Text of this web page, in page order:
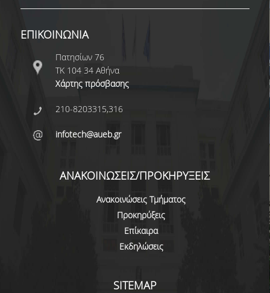
ΜΕΤΑΔΙΔΑΚΤΟΡΙΚΗ ΕΡΕΥΝΑ
ΣΤΑΔΙΟΔΡΟΜΙΑ
ΝΕΑ
ΝΕΑ ΑΠΟ ΤΟΝ ΚΟΣΜΟ ΤΗΣ ΕΡΕΥΝΑΣ
ΠΡΟΚΗΡΥΞΕΙΣ ΑΠΟΚΤΗΣΗΣ
ΕΠΙΚΟΙΝΩΝΙΑ
Πατησίων 76
ΤΚ 104 34 Αθήνα
Χάρτης πρόσβασης
210-8203315,316
infotech@aueb.gr
ΑΝΑΚΟΙΝΩΣΕΙΣ/ΠΡΟΚΗΡΥΞΕΙΣ
Ανακοινώσεις Τμήματος
Προκηρύξεις
Επίκαιρα
Εκδηλώσεις
SITEMAP